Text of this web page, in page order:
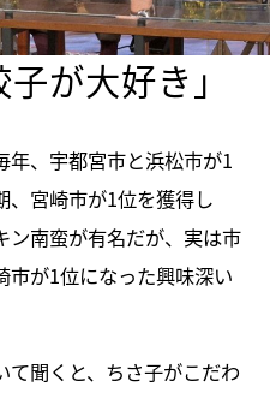
が大好き」
年、宇都宮市と浜松市が1
、宮崎市が1位を獲得し
ン南蛮が有名だが、実は市
市が1位になった興味深い
聞くと、ちさ子がこだわ